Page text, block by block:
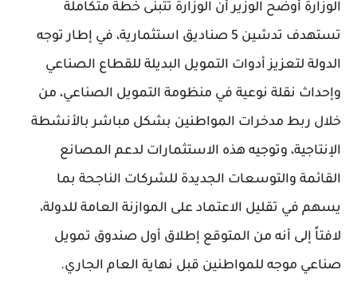
الوزارة أوضح الوزير أن الوزارة تتبنى خطة متكاملة
تستهدف تدشين 5 صناديق استثمارية، في إطار توجه
الدولة لتعزيز أدوات التمويل البديلة للقطاع الصناعي
وإحداث نقلة نوعية في منظومة التمويل الصناعي، من
خلال ربط مدخرات المواطنين بشكل مباشر بالأنشطة
الإنتاجية، وتوجيه هذه الاستثمارات لدعم المصانع
القائمة والتوسعات الجديدة للشركات الناجحة بما
يسهم في تقليل الاعتماد على الموازنة العامة للدولة،
لافتاً إلى أنه من المتوقع إطلاق أول صندوق تمويل
صناعي موجه للمواطنين قبل نهاية العام الجاري.